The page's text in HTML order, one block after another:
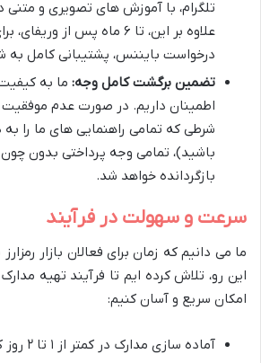
تلگرام، با آموزش های تصویری و
علاوه بر این، تا ۶ ماه پس از
درخواست بایننس، پشتیبانی کامل به
تضمین برگشت کامل وجه: ما به
اطمینان داریم. در صورت عدم موفقیت
شرطی که تمامی راهنمایی های ما را
باشید)، تمامی وجه پرداختی بدون
بازگردانده خواهد شد.
سرعت و سهولت در فرآیند
ما می دانیم که زمان برای فعالان بازار
این رو، تلاش کرده ایم تا فرآیند تهیه
امکان سریع و آسان کنیم:
آماده سازی مدارک در کمتر از ۱ تا ۲ روز کاری انجام می شود.